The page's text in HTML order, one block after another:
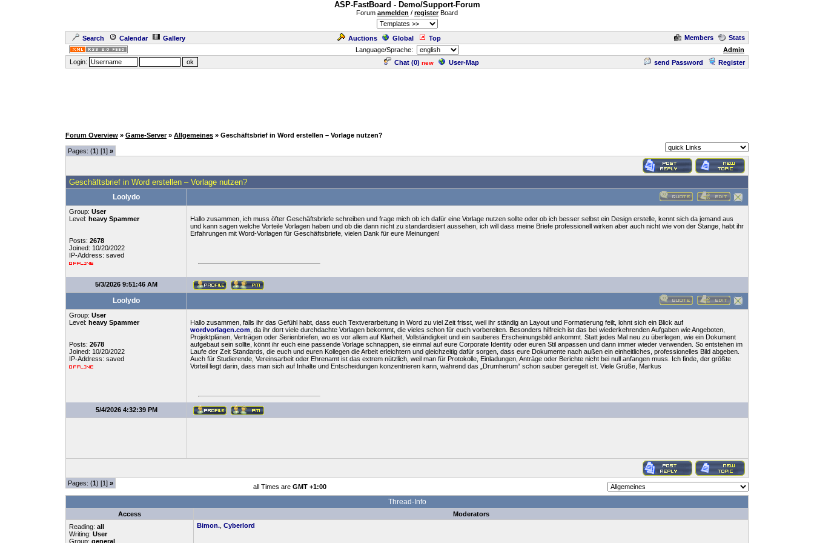
ASP-FastBoard - Demo/Support-Forum
Forum anmelden / registerBoard
Search Calendar Gallery Auctions Global Top Members
Stats
Language/Sprache:
Admin
Login:
Chat (0) new User-Map send Password Register
Forum Overview » Game-Server » Allgemeines » Geschäftsbrief in Word erstellen – Vorlage nutzen?
Pages: (1) [1] »
Geschäftsbrief in Word erstellen – Vorlage nutzen?
Loolydo
Group: User
Level: heavy Spammer
Posts: 2678
Joined: 10/20/2022
IP-Address: saved
Hallo zusammen, ich muss öfter Geschäftsbriefe schreiben und frage mich ob ich dafür eine Vorlage nutzen sollte oder ob ich besser selbst ein Design erstelle, kennt sich da jemand aus
und kann sagen welche Vorteile Vorlagen haben und ob die dann nicht zu standardisiert aussehen, ich will dass meine Briefe professionell wirken aber auch nicht wie von der Stange, habt ihr
Erfahrungen mit Word-Vorlagen für Geschäftsbriefe, vielen Dank für eure Meinungen!
5/3/2026 9:51:46 AM
Loolydo
Group: User
Level: heavy Spammer
Posts: 2678
Joined: 10/20/2022
IP-Address: saved
Hallo zusammen, falls ihr das Gefühl habt, dass euch Textverarbeitung in Word zu viel Zeit frisst, weil ihr ständig an Layout und Formatierung feilt, lohnt sich ein Blick auf
wordvorlagen.com , da ihr dort viele durchdachte Vorlagen bekommt, die vieles schon für euch vorbereiten. Besonders hilfreich ist das bei wiederkehrenden Aufgaben wie Angeboten,
Projektplänen, Verträgen oder Serienbriefen, wo es vor allem auf Klarheit, Vollständigkeit und ein sauberes Erscheinungsbild ankommt. Statt jedes Mal neu zu überlegen, wie ein Dokument
aufgebaut sein sollte, könnt ihr euch eine passende Vorlage schnappen, sie einmal auf eure Corporate Identity oder euren Stil anpassen und dann immer wieder verwenden. So entstehen im
Laufe der Zeit Standards, die euch und euren Kollegen die Arbeit erleichtern und gleichzeitig dafür sorgen, dass eure Dokumente nach außen ein einheitliches, professionelles Bild abgeben.
Auch für Studierende, Vereinsarbeit oder Ehrenamt ist das extrem nützlich, weil man für Protokolle, Einladungen, Anträge oder Berichte nicht bei null anfangen muss. Ich finde, der größte
Vorteil liegt darin, dass man sich auf Inhalte und Entscheidungen konzentrieren kann, während das „Drumherum“ schon sauber geregelt ist. Viele Grüße, Markus
5/4/2026 4:32:39 PM
Pages: (1) [1] » all Times are GMT +1:00
Thread-Info
Access
Moderators
Reading: all
Writing: User
Group: general
Bimon. Cyberlord